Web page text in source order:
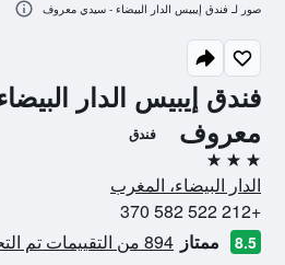
فندق إيبيس الدار
معروف
فندق
3 نجوم
الدار البيضاء، المغرب
+212 522 582 370
8.5 ممتاز 894 من التقييمات تم التحقق منها
صور لـ فندق إيبيس الدار البيضاء - سيدي معروف